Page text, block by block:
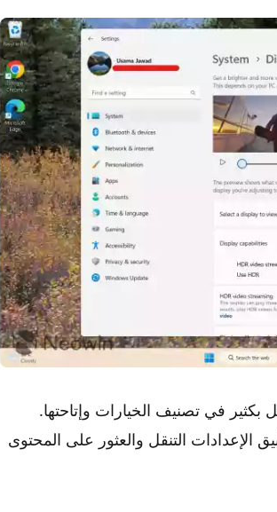
ولكنه أفضل بكثير في تصنيف الخيارات وإتاحتها.
الإعدادات التنقل والعثور على المحتوى